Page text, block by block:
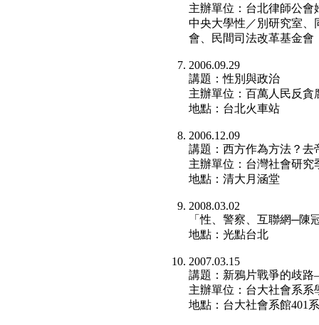
主辦單位：台北律師公
中央大學性／別研究室、
會、民間司法改革基金會
2006.09.29
講題：性別與政治
主辦單位：百萬人民反貪
地點：台北火車站
2006.12.09
講題：西方作為方法？去
主辦單位：台灣社會研
地點：清大月涵堂
2008.03.02
「性、警察、互聯網─陳
地點：光點台北
2007.03.15
講題：新鴉片戰爭的歧
主辦單位：台大社會系系
地點：台大社會系館401